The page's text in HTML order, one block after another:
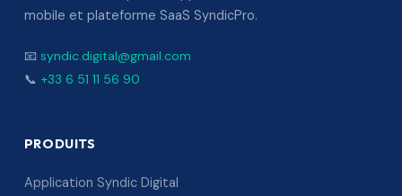
mobile et plateforme SaaS SyndicPro.
📧 syndic.digital@gmail.com
📞 +33 6 51 11 56 90
PRODUITS
Application Syndic Digital